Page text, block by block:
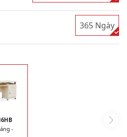
365 Ngày
-